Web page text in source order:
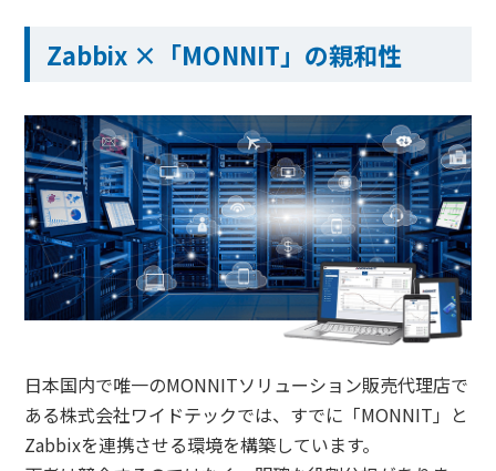
Zabbix ×「MONNIT」の親和性
日本国内で唯一のMONNITソリューション販売代理店で
ある株式会社ワイドテックでは、すでに「MONNIT」と
Zabbixを連携させる環境を構築しています。